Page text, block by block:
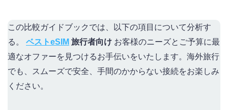
この比較ガイドブックでは、以下の項目について分析す
る。 ベストeSIM 旅行者向け お客様のニーズとご予算に最
適なオファーを見つけるお手伝いをいたします。海外旅行
でも、スムーズで安全、手間のかからない接続をお楽しみ
ください。